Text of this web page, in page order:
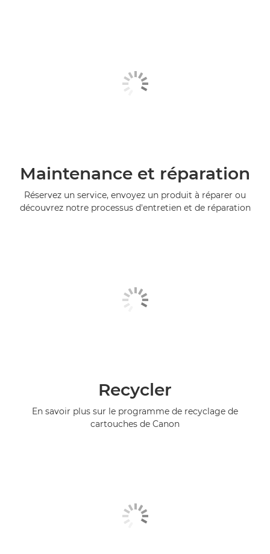
Maintenance et réparation
Réservez un service, envoyez un produit à réparer ou
découvrez notre processus d'entretien et de réparation
Recycler
En savoir plus sur le programme de recyclage de
cartouches de Canon